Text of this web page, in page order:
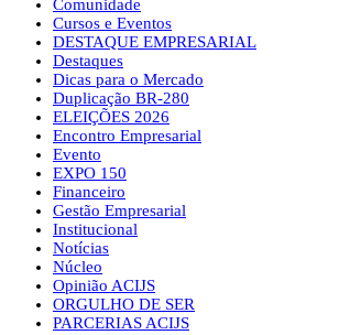
Comunidade
Cursos e Eventos
DESTAQUE EMPRESARIAL
Destaques
Dicas para o Mercado
Duplicação BR-280
ELEIÇÕES 2026
Encontro Empresarial
Evento
EXPO 150
Financeiro
Gestão Empresarial
Institucional
Notícias
Núcleo
Opinião ACIJS
ORGULHO DE SER
PARCERIAS ACIJS